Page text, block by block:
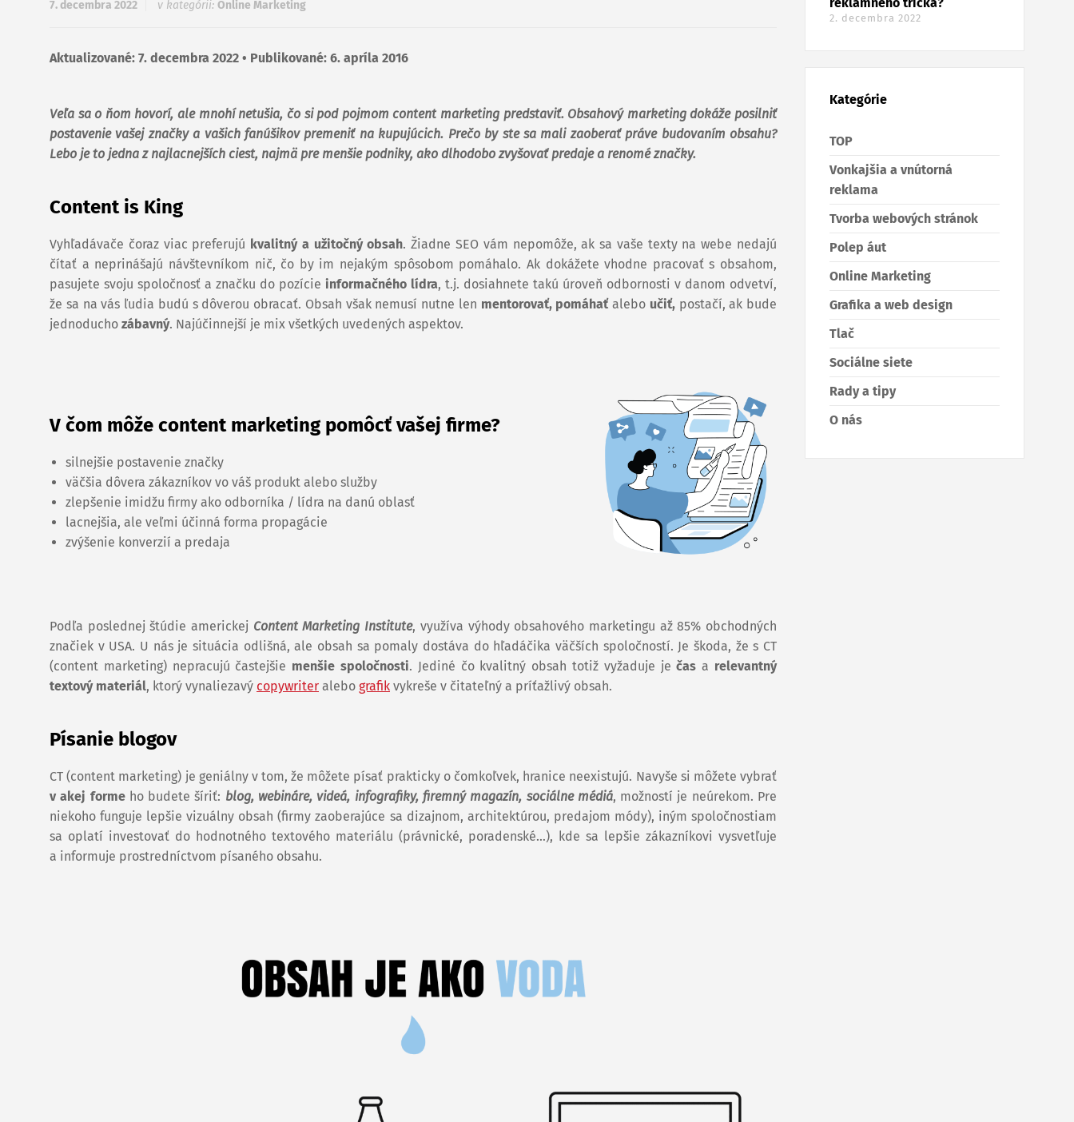
7. decembra 2022 v kategórii: Online Marketing
Aktualizované: 7. decembra 2022 • Publikované: 6. apríla 2016
Veľa sa o ňom hovorí, ale mnohí netušia, čo si pod pojmom content marketing predstaviť. Obsahový marketing dokáže posilniť
postavenie vašej značky a vašich fanúšikov premeniť na kupujúcich. Prečo by ste sa mali zaoberať práve budovaním obsahu?
Lebo je to jedna z najlacnejších ciest, najmä pre menšie podniky, ako dlhodobo zvyšovať predaje a renomé značky.
Content is King
Vyhľadávače čoraz viac preferujú kvalitný a užitočný obsah. Žiadne SEO vám nepomôže, ak sa vaše texty na webe nedajú
čítať a neprinášajú návštevníkom nič, čo by im nejakým spôsobom pomáhalo. Ak dokážete vhodne pracovať s obsahom,
pasujete svoju spoločnosť a značku do pozície informačného lídra, t.j. dosiahnete takú úroveň odbornosti v danom odvetví,
že sa na vás ľudia budú s dôverou obracať. Obsah však nemusí nutne len mentorovať, pomáhaťalebo učiť,postačí, ak bude
jednoducho zábavný. Najúčinnejší je mix všetkých uvedených aspektov.
V čom môže content marketing pomôcť vašej firme?
silnejšie postavenie značky
väčšia dôvera zákazníkov vo váš produkt alebo služby
zlepšenie imidžu firmy ako odborníka / lídra na danú oblasť
lacnejšia, ale veľmi účinná forma propagácie
zvýšenie konverzií a predaja
Podľa poslednej štúdie americkej Content Marketing Institute, využíva výhody obsahového marketingu až 85% obchodných
značiek v USA. U nás je situácia odlišná, ale obsah sa pomaly dostáva do hľadáčika väčších spoločností. Je škoda, že s CT
(content marketing) nepracujú častejšie menšie spoločnosti. Jediné čo kvalitný obsah totiž vyžaduje ječas a relevantný
textový materiál, ktorý vynaliezavý copywriter alebo grafik vykreše v čitateľný a príťažlivý obsah.
Písanie blogov
CT (content marketing) je geniálny v tom, že môžete písať prakticky o čomkoľvek, hranice neexistujú. Navyše si môžete vybrať
v akej formeho budete šíriť: blog, webináre, videá, infografiky, firemný magazín, sociálne médiá, možností je neúrekom. Pre
niekoho funguje lepšie vizuálny obsah (firmy zaoberajúce sa dizajnom, architektúrou, predajom módy), iným spoločnostiam
sa oplatí investovať do hodnotného textového materiálu (právnické, poradenské…), kde sa lepšie zákazníkovi vysvetľuje
a informuje prostredníctvom písaného obsahu.
2. decembra 2022
Kategórie
TOP
Vonkajšia a vnútorná
reklama
Tvorba webových stránok
Polep áut
Online Marketing
Grafika a web design
Tlač
Sociálne siete
Rady a tipy
O nás